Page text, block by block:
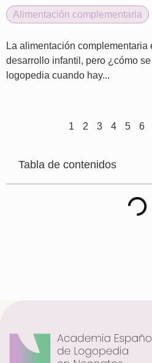
Alimentación complementaria
La alimentación complementaria
desarrollo infantil, pero ¿cómo
logopedia cuando hay...
1 2 3 4 5 6
Tabla de contenidos